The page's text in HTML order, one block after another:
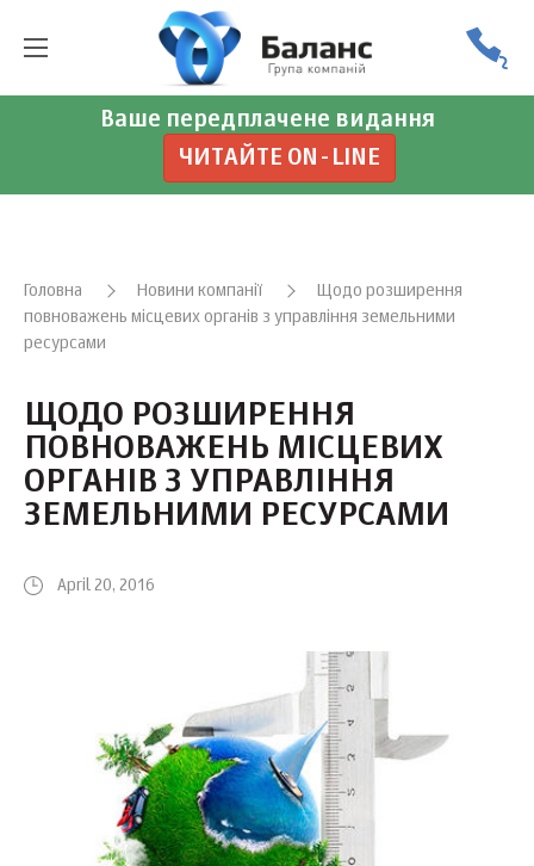
Ваше передплачене видання
ЧИТАЙТЕ ON-LINE
Головна Новини компанії
Щодо розширення
повноважень місцевих органів з управління земельними
ресурсами
ЩОДО РОЗШИРЕННЯ
ПОВНОВАЖЕНЬ МІСЦЕВИХ
ОРГАНІВ З УПРАВЛІННЯ
ЗЕМЕЛЬНИМИ РЕСУРСАМИ
April 20, 2016